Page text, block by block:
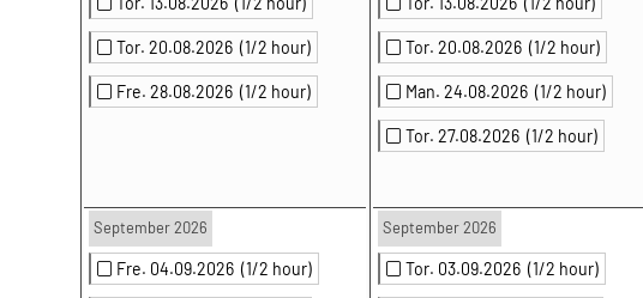
Tor. 20.08.2026 (1/2 hour)
Fre. 28.08.2026 (1/2 hour)
September 2026
Fre. 04.09.2026 (1/2 hour)
Tor. 20.08.2026 (1/2 hour)
Man. 24.08.2026 (1/2 hour)
Tor. 27.08.2026 (1/2 hour)
September 2026
Tor. 03.09.2026 (1/2 hour)